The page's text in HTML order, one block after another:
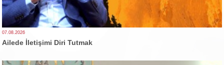
07.08.2026
Ailede İletişimi Diri Tutmak